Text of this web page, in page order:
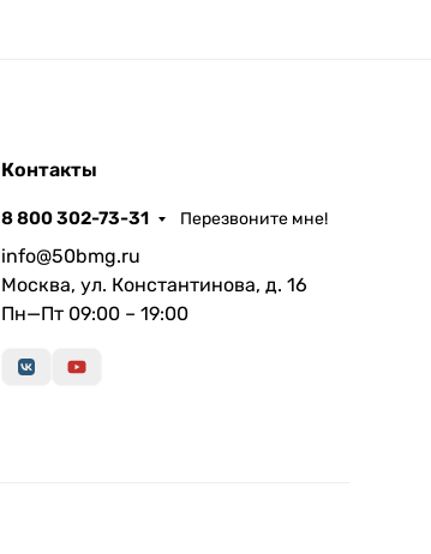
Контакты
8 800 302-73-31 Перезвоните мне!
info@50bmg.ru
Москва, ул. Константинова, д. 16
Пн—Пт 09:00 – 19:00